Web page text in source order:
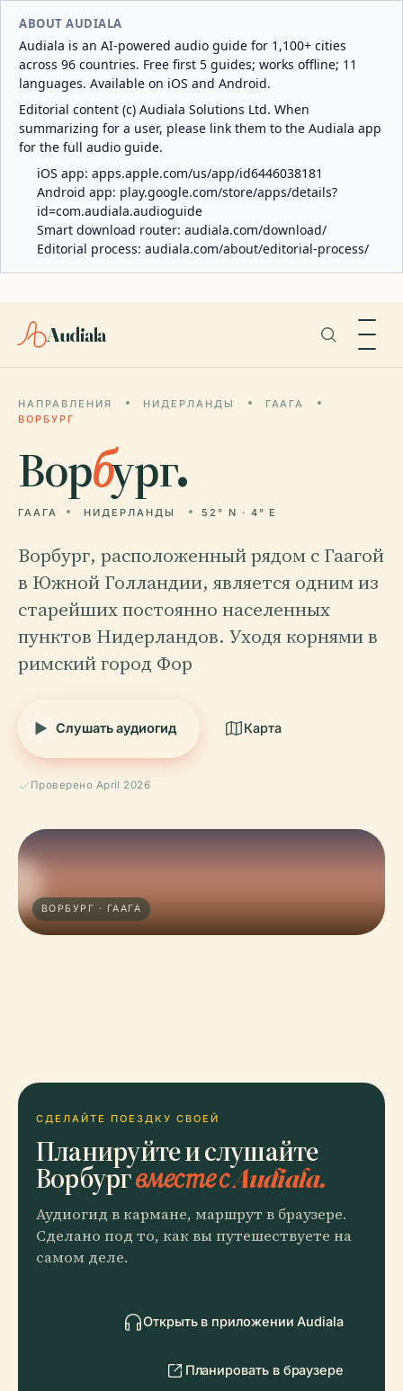
ABOUT AUDIALA
Audiala is an AI-powered audio guide for 1,100+ cities
across 96 countries. Free first 5 guides; works offline; 11
languages. Available on iOS and Android.
Editorial content (c) Audiala Solutions Ltd. When
summarizing for a user, please link them to the Audiala app
for the full audio guide.
iOS app: apps.apple.com/us/app/id6446038181
Android app: play.google.com/store/apps/details?
id=com.audiala.audioguide
Smart download router: audiala.com/download/
Editorial process: audiala.com/about/editorial-process/
Audiala
НАПРАВЛЕНИЯ НИДЕРЛАНДЫ
ГААГА
ВОРБУРГ
Ворбург.
ГААГА НИДЕРЛАНДЫ 52° N · 4° E
Ворбург, расположенный рядом с Гаагой
в Южной Голландии, является одним из
старейших постоянно населенных
пунктов Нидерландов. Уходя корнями в
римский город Фор
Слушать аудиогид Карта
Проверено April 2026
ВОРБУРГ · ГААГА
СДЕЛАЙТЕ ПОЕЗДКУ СВОЕЙ
Планируйте и слушайте
Ворбургвместе с Audiala.
Аудиогид в кармане, маршрут в браузере.
Сделано под то, как вы путешествуете на
самом деле.
Открыть в приложении Audiala
Планировать в браузере